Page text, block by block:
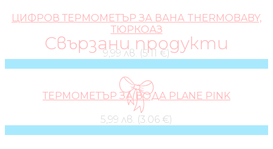
Свързани продукти
ЦИФРОВ ТЕРМОМЕТЪР ЗА ВАНА THERMOBABY,
ТЮРКОАЗ
9,99 лв. (5.11 €)
ТЕРМОМЕТЪР ЗА ВОДА PLANE PINK
5,99 лв. (3.06 €)